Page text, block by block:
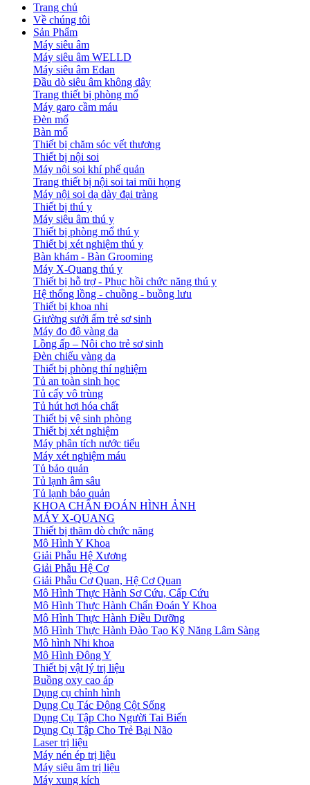
Trang chủ
Về chúng tôi
Sản Phẩm
Máy siêu âm
Máy siêu âm WELLD
Máy siêu âm Edan
Đầu dò siêu âm không dây
Trang thiết bị phòng mổ
Máy garo cầm máu
Đèn mổ
Bàn mổ
Thiết bị chăm sóc vết thương
Thiết bị nội soi
Máy nội soi khí phế quản
Trang thiết bị nội soi tai mũi họng
Máy nội soi dạ dày đại tràng
Thiết bị thú y
Máy siêu âm thú y
Thiết bị phòng mổ thú y
Thiết bị xét nghiệm thú y
Bàn khám - Bàn Grooming
Máy X-Quang thú y
Thiết bị hỗ trợ - Phục hồi chức năng thú y
Hệ thống lồng - chuồng - buồng lưu
Thiết bị khoa nhi
Giường sưởi ấm trẻ sơ sinh
Máy đo độ vàng da
Lồng ấp – Nôi cho trẻ sơ sinh
Đèn chiếu vàng da
Thiết bị phòng thí nghiệm
Tủ an toàn sinh học
Tủ cấy vô trùng
Tủ hút hơi hóa chất
Thiết bị vệ sinh phòng
Thiết bị xét nghiệm
Máy phân tích nước tiểu
Máy xét nghiệm máu
Tủ bảo quản
Tủ lạnh âm sâu
Tủ lạnh bảo quản
KHOA CHẨN ĐOÁN HÌNH ẢNH
MÁY X-QUANG
Thiết bị thăm dò chức năng
Mô Hình Y Khoa
Giải Phẫu Hệ Xương
Giải Phẫu Hệ Cơ
Giải Phẫu Cơ Quan, Hệ Cơ Quan
Mô Hình Thực Hành Sơ Cứu, Cấp Cứu
Mô Hình Thực Hành Chẩn Đoán Y Khoa
Mô Hình Thực Hành Điều Dưỡng
Mô Hình Thực Hành Đào Tạo Kỹ Năng Lâm Sàng
Mô hình Nhi khoa
Mô Hình Đông Y
Thiết bị vật lý trị liệu
Buồng oxy cao áp
Dụng cụ chỉnh hình
Dụng Cụ Tác Động Cột Sống
Dụng Cụ Tập Cho Người Tai Biến
Dụng Cụ Tập Cho Trẻ Bại Não
Laser trị liệu
Máy nén ép trị liệu
Máy siêu âm trị liệu
Máy xung kích